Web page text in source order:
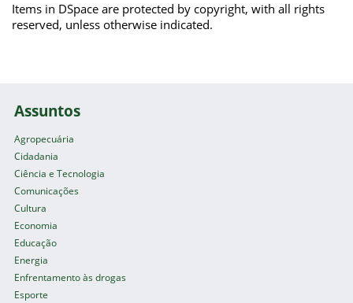
Items in DSpace are protected by copyright, with all rights
reserved, unless otherwise indicated.
Assuntos
Agropecuária
Cidadania
Ciência e Tecnologia
Comunicações
Cultura
Economia
Educação
Energia
Enfrentamento às drogas
Esporte